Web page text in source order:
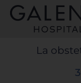
contenido
La